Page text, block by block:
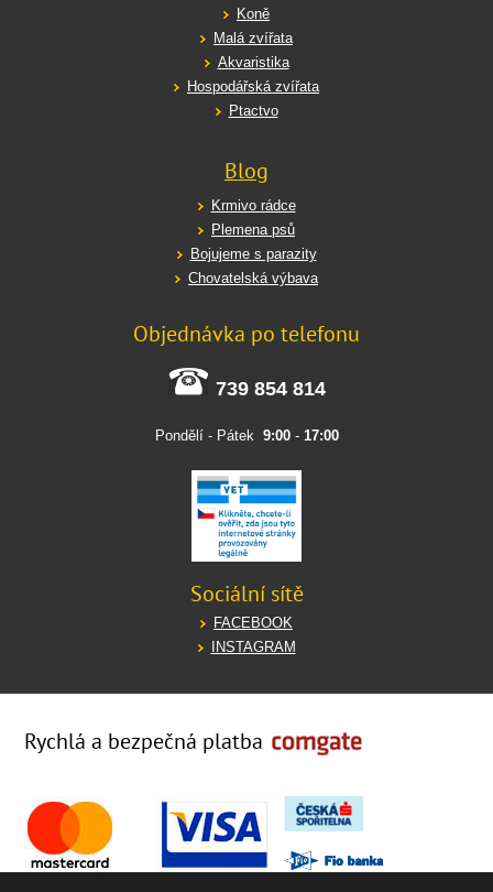
Koně
Malá zvířata
Akvaristika
Hospodářská zvířata
Ptactvo
Blog
Krmivo rádce
Plemena psů
Bojujeme s parazity
Chovatelská výbava
Objednávka po telefonu
739 854 814
Pondělí - Pátek 9:00- 17:00
Sociální sítě
FACEBOOK
INSTAGRAM
Rychlá a bezpečná platba